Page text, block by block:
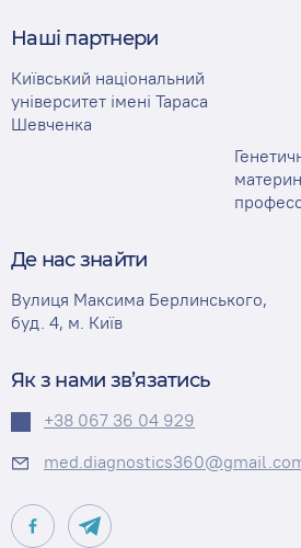
Наші партнери
Київський національний
університет імені Тараса
Шевченка
Де нас знайти
Вулиця Максима Берлинського,
буд. 4, м. Київ
Як з нами зв’язатись
+38 067 36 04 929